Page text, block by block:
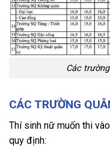
Các
CÁC TRƯỜNG
Thí sinh nữ muốn thi
quy định: